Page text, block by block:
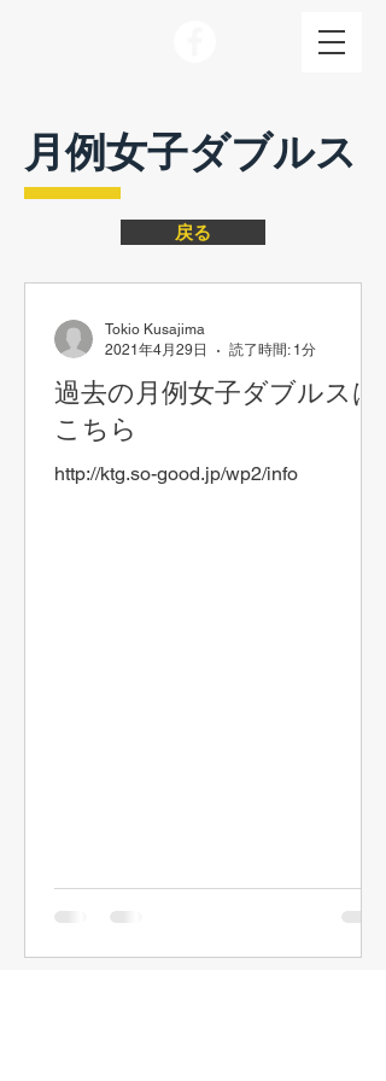
月例女子ダブルス
戻る
過去の月例女子ダブルスは
こちら
http://ktg.so-good.jp/wp2/info
Tokio Kusajima
2021年4月29日
読了時間: 1分